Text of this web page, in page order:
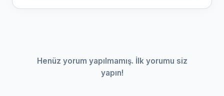
Henüz yorum yapılmamış. İlk yorumu siz
yapın!